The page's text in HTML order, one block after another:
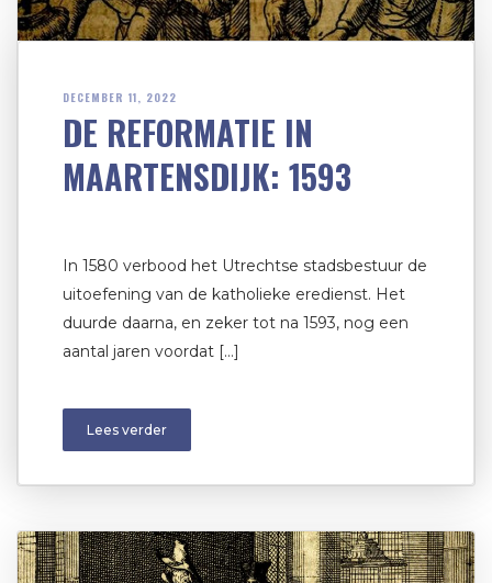
DECEMBER 11, 2022
DE REFORMATIE IN
MAARTENSDIJK: 1593
In 1580 verbood het Utrechtse stadsbestuur de
uitoefening van de katholieke eredienst. Het
duurde daarna, en zeker tot na 1593, nog een
aantal jaren voordat […]
Lees verder